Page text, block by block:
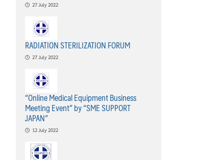
27 July 2022
RADIATION STERILIZATION FORUM
27 July 2022
“Online Medical Equipment Business
Meeting Event” by “SME SUPPORT
JAPAN”
12 July 2022